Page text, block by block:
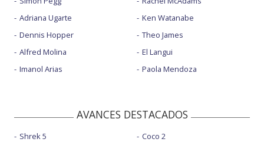
Adriana Ugarte
Dennis Hopper
Alfred Molina
Imanol Arias
Ken Watanabe
Theo James
El Langui
Paola Mendoza
AVANCES DESTACADOS
Shrek 5
Coco 2